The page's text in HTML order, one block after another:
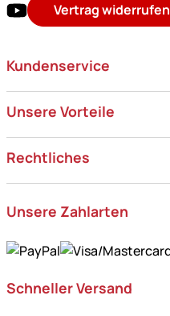
Vertrag widerrufen
Kundenservice
Unsere Vorteile
Rechtliches
Unsere Zahlarten
Schneller Versand